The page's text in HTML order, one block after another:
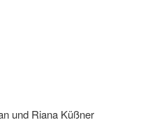
und Riana Küßner